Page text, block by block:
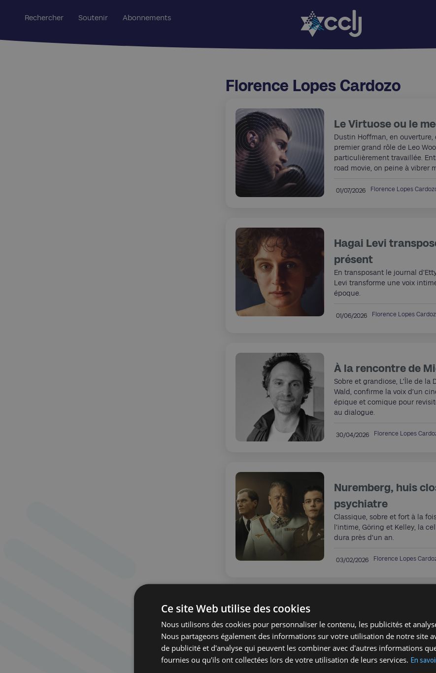
Rechercher Soutenir Abonnements
Florence Lopes Cardozo
Le Virtuose ou le
Dustin Hoffman, en ouverture,
premier grand rôle de Leo
particulièrement travaillée.
road movie, on peine à vibrer
01/07/2026 Florence Lopes
Hagai Levi
présent
En transposant le journal
Levi transforme une voix
époque.
01/06/2026 Florence Lopes
À la rencontre de
Sobre et grandiose, L’Île de
Wald, confirme la voix d’un
épique et comique pour
au dialogue.
30/04/2026 Florence Lopes
Nuremberg, huis
psychiatre
Classique, sobre et fort à la
l’intime, Göring et Kelley, la
dura près d’un an.
03/02/2026 Florence Lopes
France 1940, Jean Chevalin
que « certains » s’en sortent
à la zone libre. De
dans ce grand périple qui
Pascal Elbé, scénariste,
Ce site Web utilise des cookies
Nous utilisons des cookies pour personnaliser le contenu, les publicités et
Nous partageons également des informations sur votre utilisation de notre site
de publicité et d'analyse qui peuvent les combiner avec d'autres informations
fournies ou qu'ils ont collectées lors de votre utilisation de leurs services. En